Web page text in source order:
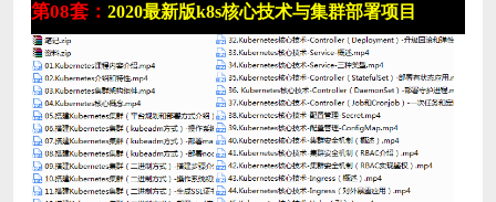
第08套： 2020最新版k8s核心技术与集群部署项目